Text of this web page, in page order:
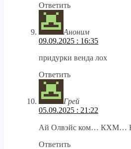
Ответить
Аноним
09.09.2025 : 16:35
придурки венда лох
Ответить
Грей
05.09.2025 : 21:22
Ай Олвэйс ком… КХМ…
Ответить